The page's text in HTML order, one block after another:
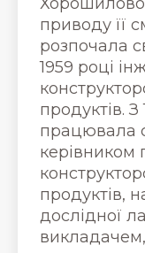
приводу її
розпочала
1959 році
продуктів. З
працювала
керівником
продуктів,
дослідної